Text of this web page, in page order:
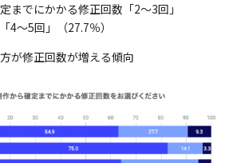
までにかかる修正回数「2～3回」
4～5回」（27.7％）
が修正回数が増える傾向